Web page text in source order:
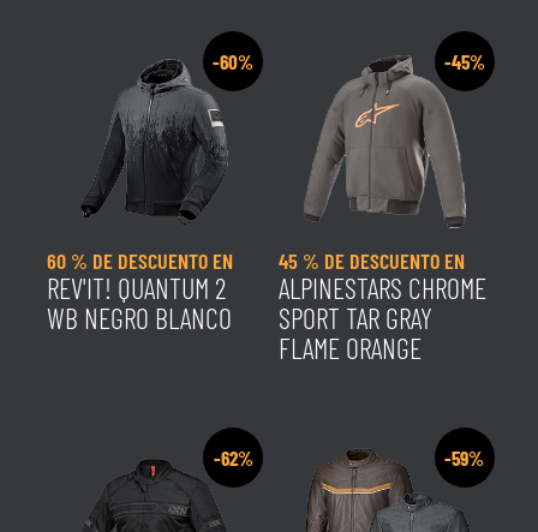
-60%
60 % DE DESCUENTO EN
REV'IT! QUANTUM 2
WB NEGRO BLANCO
-45%
45 % DE DESCUENTO EN
ALPINESTARS CHROME
SPORT TAR GRAY
FLAME ORANGE
-62% -59%